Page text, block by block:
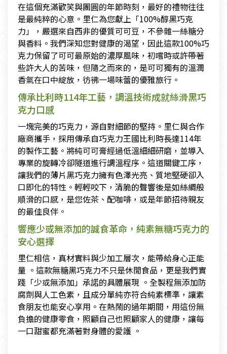
在這個充滿歡笑與團圓的年節時刻，最好的禮物往往
是最純粹的心意。里仁為您獻上「100%醇黑巧克
力」，嚴選來自西非的優質可可豆，不參雜一絲糖分
與香料。我們深知您對健康的渴望，因此這款100%巧
克力保留了可可最原始的濃厚風味，初嚐時或許帶著
些許大人的苦味，但隨之而來的，是可可獨有的溫潤
香氣在口中綻放，彷彿一場味蕾的優雅旅行。
傳承比利時114年工藝，調溫技術成就絲滑黑巧
克力口感
一塊完美的巧克力，源自對細節的堅持。里仁與合作
廠商攜手，採用傳承自巧克力王國比利時長達114年
的製作工藝。將純可可膏經過低溫細細研磨，並導入
專業的旋轉冷卻隧道進行調溫程序。這道關鍵工序，
讓我們的薄片黑巧克力擁有色澤光亮、質地堅硬卻入
口即化的特性。輕輕咬下，清脆的聲響後是如絲綢般
順滑的口感，是您佐茶、配咖啡，或是年節招待親友
的最佳良伴。
響應少或無添加的誠食革命，純素無糖巧克力的
安心選擇
里仁相信，真材實料與少加工層次，能帶給身心正能
量 。這款無糖黑巧克力不只是休閒食品，更是我們實
踐「少或無添加」承諾的具體展現 。全製程無添加防
腐劑與人工色素，且成分單純亦符合純素標準，讓素
食朋友也能安心享用。在熱鬧的過年期間，用這份無
負擔的健康零食，照顧自己也照顧家人的健康，讓每
一口甜蜜都充滿著對身體的愛護 。